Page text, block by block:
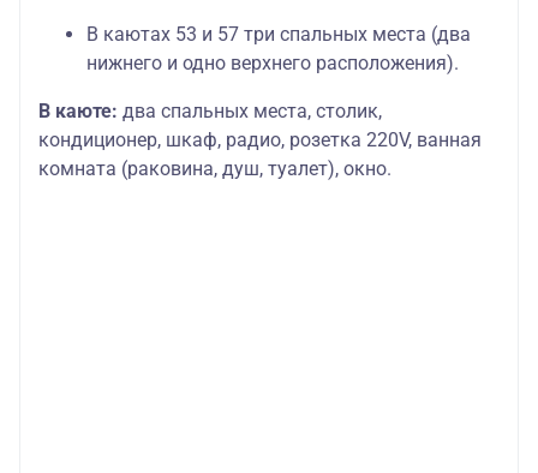
В каютах 53 и 57 три спальных места (два
нижнего и одно верхнего расположения).
В каюте: два спальных места, столик,
кондиционер, шкаф, радио, розетка 220V, ванная
комната (раковина, душ, туалет), окно.